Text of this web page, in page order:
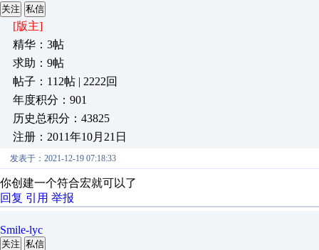
关注 私信
[版主]
精华：3帖
求助：9帖
帖子：112帖 | 2222回
年度积分：901
历史总积分：43825
注册：2011年10月21日
发表于：2021-12-19 07:18:33
你创建一个符合宏就可以了
回复 引用 举报
Smile-lyc
关注 私信